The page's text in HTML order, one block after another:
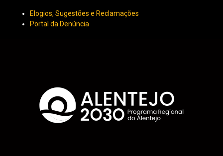
Elogios, Sugestões e Reclamações
Portal da Denúncia